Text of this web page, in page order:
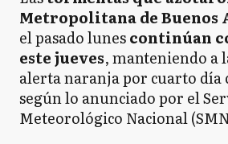
Metropolitana de Buenos
el pasado lunescontinúan
este jueves, manteniendo a
alerta naranja por cuarto día
según lo anunciado por el
Meteorológico Nacional